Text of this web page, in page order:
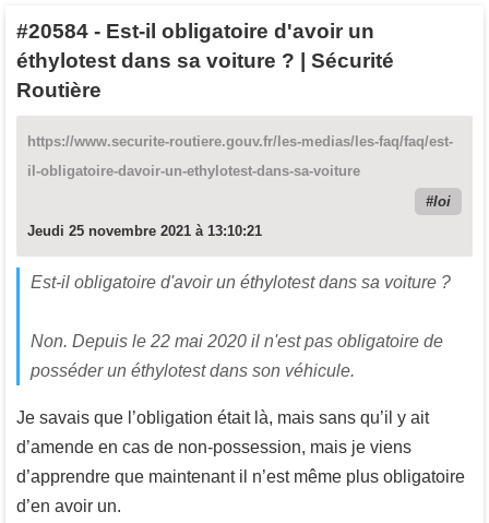
#20584 - Est-il obligatoire d'avoir un
éthylotest dans sa voiture ? | Sécurité
Routière
https://www.securite-routiere.gouv.fr/les-medias/les-faq/faq/est-
il-obligatoire-davoir-un-ethylotest-dans-sa-voiture
loi
Jeudi 25 novembre 2021 à 13:10:21
Est-il obligatoire d'avoir un éthylotest dans sa voiture ?
Non. Depuis le 22 mai 2020 il n'est pas obligatoire de
posséder un éthylotest dans son véhicule.
Je savais que l’obligation était là, mais sans qu’il y ait
d’amende en cas de non-possession, mais je viens
d’apprendre que maintenant il n’est même plus obligatoire
d’en avoir un.